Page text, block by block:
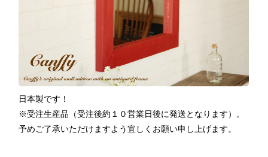
日本製です！
※受注生産品（受注後約１０営業日後に発送となります）。
予めご了承いただけますよう宜しくお願い申し上げます。